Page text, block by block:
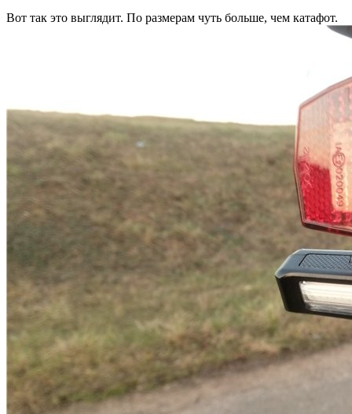
Вот так это выглядит. По размерам чуть больше, чем катафот.